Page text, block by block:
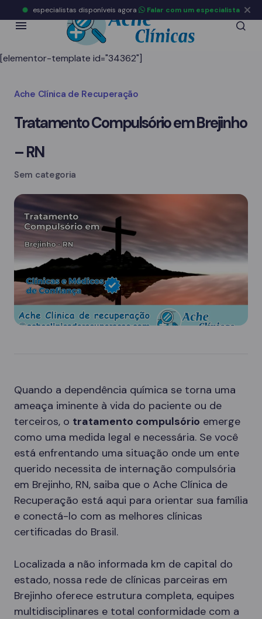
[elementor-template id="34362"]
Ache Clínica de Recuperação
Tratamento Compulsório em Brejinho
– RN
Sem categoria
Quando a dependência química se torna uma
ameaça iminente à vida do paciente ou de
terceiros, o tratamento compulsório emerge
como uma medida legal e necessária. Se você
está enfrentando uma situação onde um ente
querido necessita de internação compulsória
em Brejinho, RN, saiba que o Ache Clínica de
Recuperação está aqui para orientar sua família
e conectá-lo com as melhores clínicas
certificadas do Brasil.
Localizada a não informada km de capital do
estado, nossa rede de clínicas parceiras em
Brejinho oferece estrutura completa, equipes
multidisciplinares e total conformidade com a
especialistas disponíveis agora Falar com um especialista